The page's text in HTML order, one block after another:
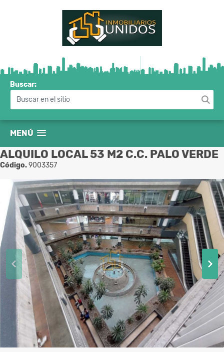
Buscar:
MENÚ
ALQUILO LOCAL 53 M2 C.C. PALO VERDE
Código.9003357